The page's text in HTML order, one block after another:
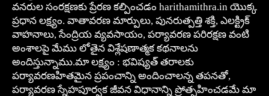
వనరుల సంరక్షణకు ప్రేరణ కల్పించడం harithamithra.in యొక్క
ప్రధాన లక్ష్యం. వాతావరణ మార్పులు, పునరుత్పత్తి శక్తి, ఎలక్ట్రిక్
వాహనాలు, సేంద్రియ వ్యవసాయం, పర్యావరణ పరిరక్షణ వంటి
అంశాలపై మేము లోతైన విశ్లేషణాత్మక కథనాలను
అందిస్తున్నాము.మా లక్ష్యం : భవిష్యత్ తరాలకు
పర్యావరణహితమైన ప్రపంచాన్ని అందించాలన్న తపనతో,
పర్యావరణ స్నేహపూర్వక జీవన విధానాన్ని ప్రోత్సహించడమే మా